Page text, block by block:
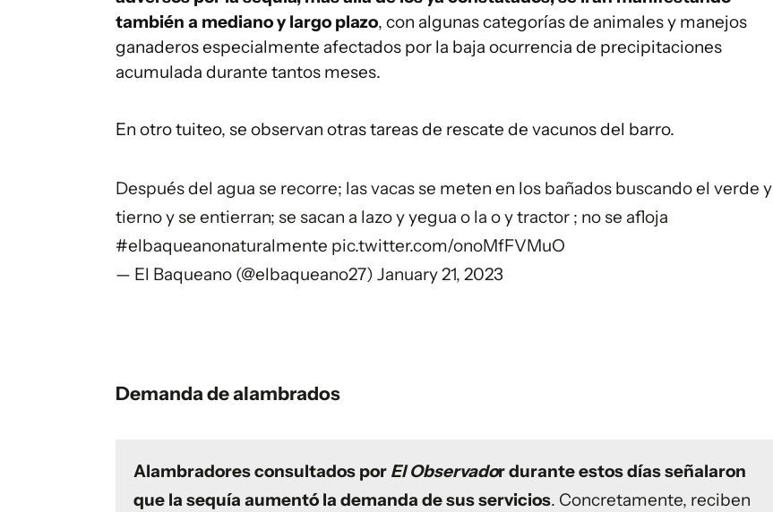
también a mediano y largo plazo, con algunas categorías de animales y manejos
ganaderos especialmente afectados por la baja ocurrencia de precipitaciones
acumulada durante tantos meses.
En otro tuiteo, se observan otras tareas de rescate de vacunos del barro.
Después del agua se recorre; las vacas se meten en los bañados buscando el verde y
tierno y se entierran; se sacan a lazo y yegua o la o y tractor ; no se afloja
#elbaqueanonaturalmente pic.twitter.com/onoMfFVMuO
— El Baqueano (@elbaqueano27) January 21, 2023
Demanda de alambrados
Alambradores consultados por El Observador durante estos días señalaron
que la sequía aumentó la demanda de sus servicios. Concretamente, reciben